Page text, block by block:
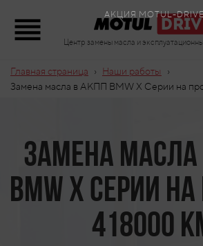
Центр замены масла и
Главная страница › Наши работы ›
Замена масла в АКПП BMW X Серии на
Замена масла
BMW X Серии
418000
АКЦИЯ MOTUL-